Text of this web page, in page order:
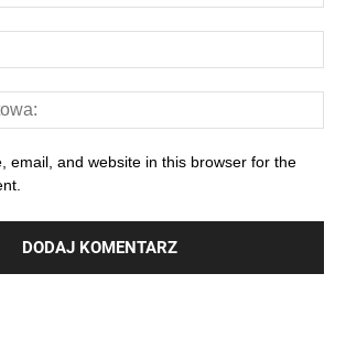
email, and website in this browser for the